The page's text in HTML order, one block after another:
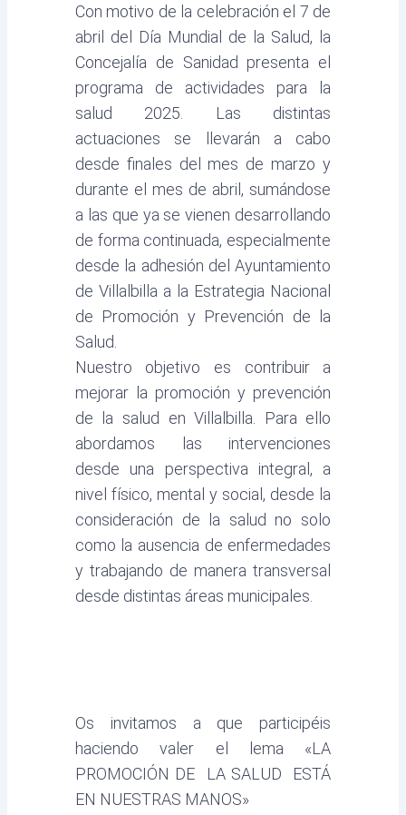
Con motivo de la celebración el 7 de
abril del Día Mundial de la Salud, la
Concejalía de Sanidad presenta el
programa de actividades para la
salud 2025. Las distintas
actuaciones se llevarán a cabo
desde finales del mes de marzo y
durante el mes de abril, sumándose
a las que ya se vienen desarrollando
de forma continuada, especialmente
desde la adhesión del Ayuntamiento
de Villalbilla a la Estrategia Nacional
de Promoción y Prevención de la
Salud.
Nuestro objetivo es contribuir a
mejorar la promoción y prevención
de la salud en Villalbilla. Para ello
abordamos las intervenciones
desde una perspectiva integral, a
nivel físico, mental y social, desde la
consideración de la salud no solo
como la ausencia de enfermedades
y trabajando de manera transversal
desde distintas áreas municipales.
Os invitamos a que participéis
haciendo valer el lema «LA
PROMOCIÓN DE LA SALUD ESTÁ
EN NUESTRAS MANOS»